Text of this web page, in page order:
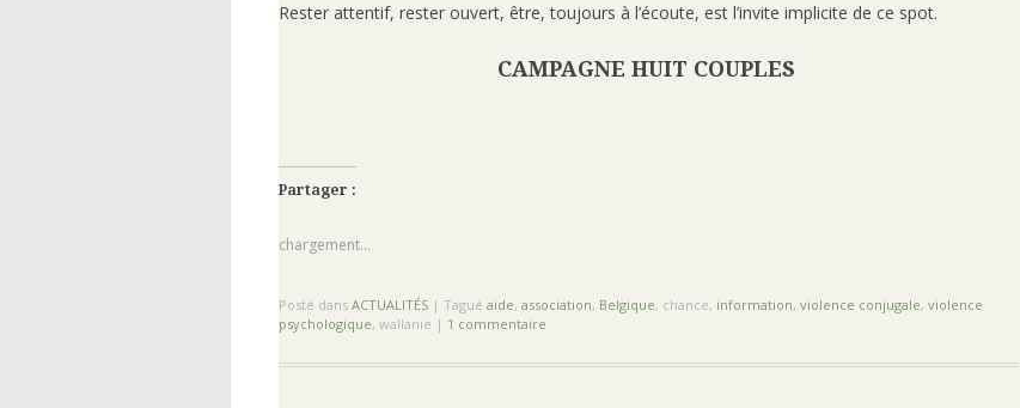
Rester attentif, rester ouvert, être, toujours à l’écoute, est l’invite implicite de ce spot.
CAMPAGNE HUIT COUPLES
Partager :
chargement…
Posté dans ACTUALITÉS | Tagué aide, association, Belgique, chance, information, violence conjugale, violence
psychologique, wallanie | 1 commentaire